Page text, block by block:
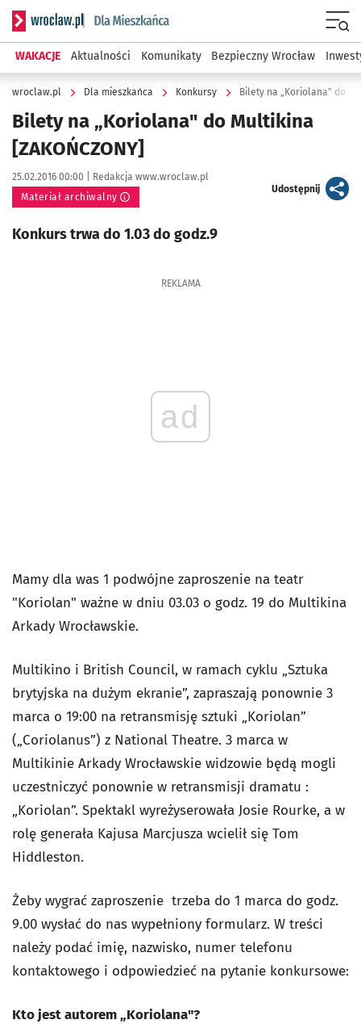
Serwis informacyjny wroclaw.pl podserwis: Dla mieszkańca
WAKACJE Aktualności Komunikaty Bezpieczny Wrocław
wroclaw.pl Dla mieszkańca Konkursy Bilety na „Koriolana" do
Bilety na „Koriolana" do Multikina
[ZAKOŃCZONY]
Data publikacji:
25.02.2016 00:00 | Autor:
Redakcja www.wroclaw.pl
Materiał archiwalny
Udostępnijartykuł
Konkurs trwa do 1.03 do godz.9
REKLAMA
ad
Mamy dla was 1 podwójne zaproszenie na teatr
"Koriolan" ważne w dniu 03.03 o godz. 19 do Multikina
Arkady Wrocławskie.
Multikino i British Council, w ramach cyklu „Sztuka
brytyjska na dużym ekranie”, zapraszają ponownie 3
marca o 19:00 na retransmisję sztuki „Koriolan”
(„Coriolanus”) z National Theatre. 3 marca w
Multikinie Arkady Wrocławskie widzowie będą mogli
uczestniczyć ponownie w retransmisji dramatu :
„Koriolan”. Spektakl wyreżyserowała Josie Rourke, a w
rolę generała Kajusa Marcjusza wcielił się Tom
Hiddleston.
Żeby wygrać zaproszenie trzeba do 1 marca do godz.
9.00 wysłać do nas wypełniony formularz. W treści
należy podać imię, nazwisko, numer telefonu
kontaktowego i odpowiedzieć na pytanie konkursowe:
Kto jest autorem „Koriolana"?